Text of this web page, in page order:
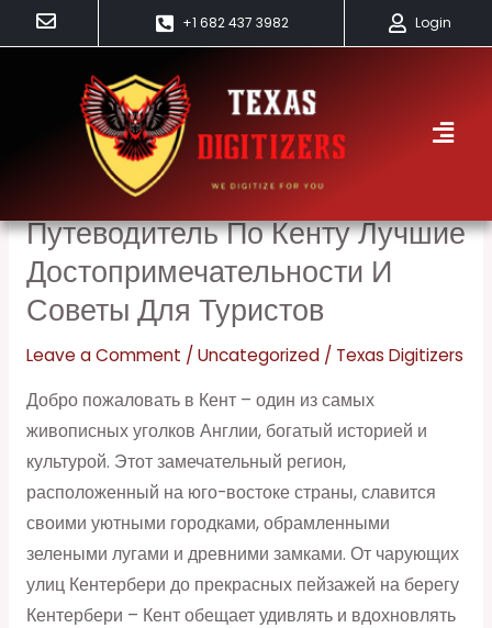
to
+1 682 437 3982 Login
Кент
Путеводитель По Кенту Лучшие
Достопримечательности И
Советы Для Туристов
Leave a Comment / Uncategorized/ Texas Digitizers
Добро пожаловать в Кент – один из самых
живописных уголков Англии, богатый историей и
культурой. Этот замечательный регион,
расположенный на юго-востоке страны, славится
своими уютными городками, обрамленными
зелеными лугами и древними замками. От чарующих
улиц Кентербери до прекрасных пейзажей на берегу
Кентербери – Кент обещает удивлять и вдохновлять
Путеводитель
по
Кенту
лучшие
достопримечательности
советы
для
туристов